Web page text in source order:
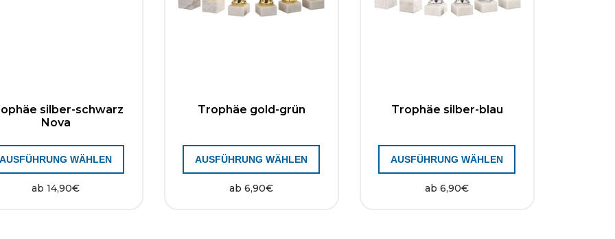
silber-schwarz
Nova
ab 14,90€
AUSFÜHRUNG WÄHLEN
Trophäe gold-grün
ab 6,90€
AUSFÜHRUNG WÄHLEN
Trophäe silber-blau
ab 6,90€
AUSFÜHRUNG WÄHLEN